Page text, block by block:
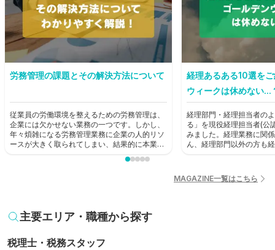
労務管理の課題とその解決方法について
従業員の労働環境を整えるための労務管理は、
企業には欠かせない業務の一つです。しかし、
年々煩雑になる労務管理業務に企業の人的リソ
ースが大きく取られてしまい、結果的に本業に
本記事では労務管理における課題を見直し、解
経理あるある10選を
ウィークは休めない...
経理部門・経理担当者の
る」を現役経理担当者(公
みました。経理業務に関
ん、経理部門以外の方も
MAGAZINE一覧はこちら
主要エリア・職種から探す
税理士・税務スタッフ